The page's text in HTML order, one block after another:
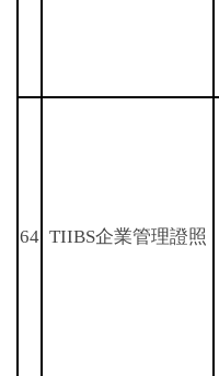
64 TIIBS企業管理證照